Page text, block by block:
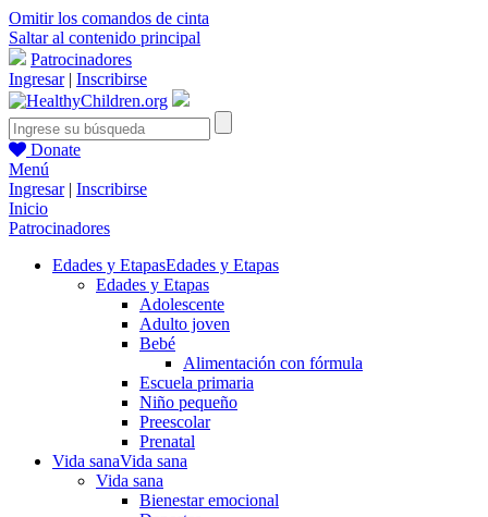
Omitir los comandos de cinta
Saltar al contenido principal
Patrocinadores
Ingresar| Inscribirse
Donate
Menú
Ingresar| Inscribirse
Inicio
Patrocinadores
Edades y EtapasEdades y Etapas
Edades y Etapas
Adolescente
Adulto joven
Bebé
Alimentación con fórmula
Escuela primaria
Niño pequeño
Preescolar
Prenatal
Vida sanaVida sana
Vida sana
Bienestar emocional